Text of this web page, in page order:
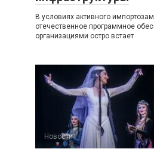
В условиях активного
отечественное программное
организациями остро встает
Новости